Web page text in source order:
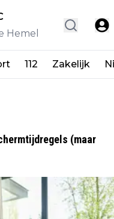
Hemel
112 Zakelijk
(maar